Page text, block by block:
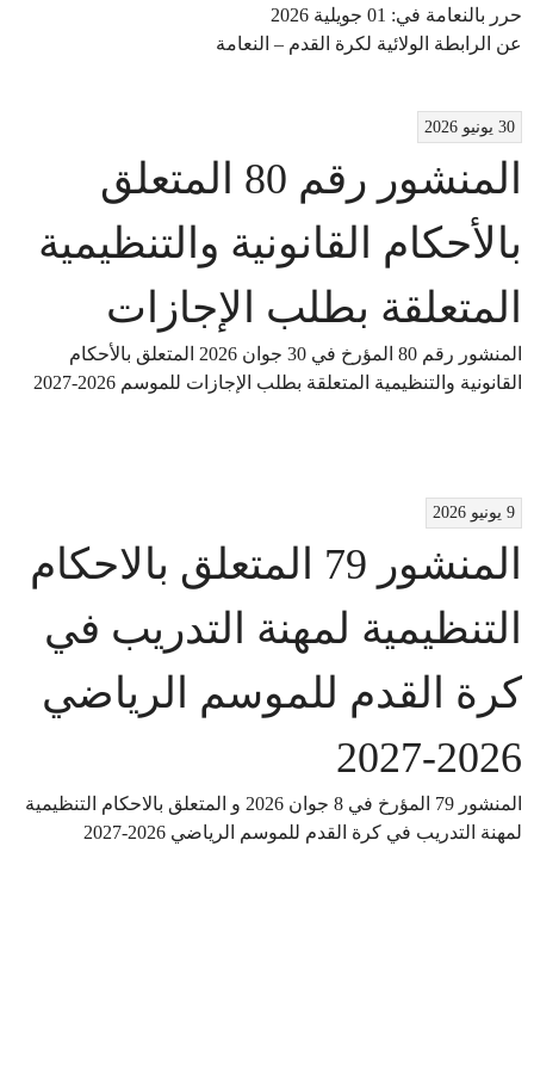
​حرر بالنعامة في: 01 جويلية 2026
عن الرابطة الولائية لكرة القدم – النعامة
30 يونيو 2026
المنشور رقم 80 المتعلق
بالأحكام القانونية والتنظيمية
المتعلقة بطلب الإجازات
المنشور رقم 80 المؤرخ في 30 جوان 2026 المتعلق بالأحكام
القانونية والتنظيمية المتعلقة بطلب الإجازات للموسم 2026-2027
9 يونيو 2026
المنشور 79 المتعلق بالاحكام
التنظيمية لمهنة التدريب في
كرة القدم للموسم الرياضي
2026-2027
المنشور 79 المؤرخ في 8 جوان 2026 و المتعلق بالاحكام التنظيمية
لمهنة التدريب في كرة القدم للموسم الرياضي 2026-2027